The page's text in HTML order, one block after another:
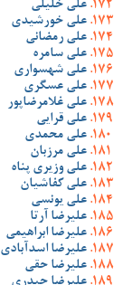
علی خلیلی
علی خورشیدی
علی رمضانی
علی سامره
علی شهسواری
علی عسگری
علی غلامرضاپور
علی قرایی
علی محمدی
علی مرزبان
علی وزیری پناه
علی کفاشیان
علی یونسی
علیرضا آرتا
علیرضا ابراهیمی
علیرضا اسدآبادی
علیرضا حقی